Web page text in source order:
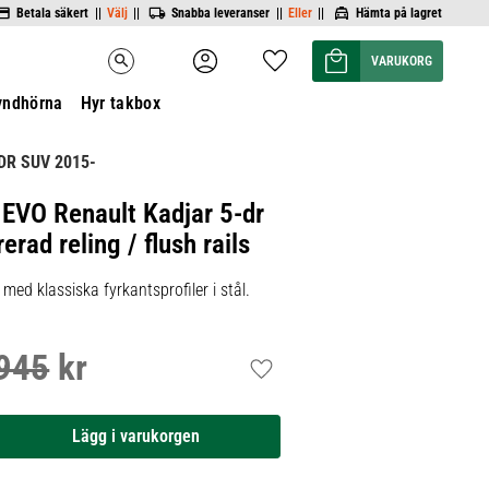
Betala säkert || Välj || Snabba leveranser || Eller || Hämta på lagret
search Favoriter
Kundvagn
Hyr takbox
SUV 2015-
Renault Kadjar 5-dr
reling / flush rails
klassiska fyrkantsprofiler i stål.
pris:
kr Lägg till i favoriter